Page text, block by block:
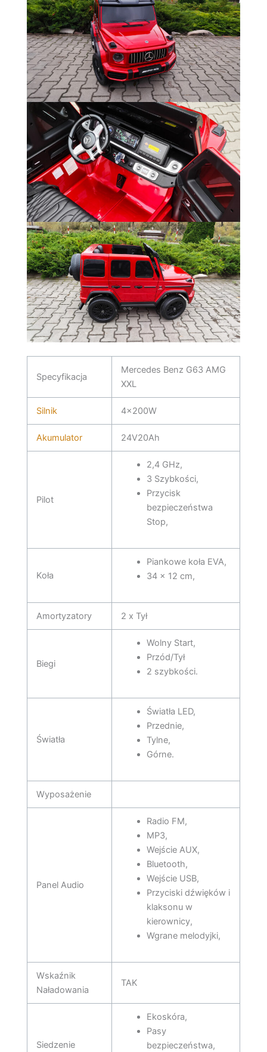
Specyfikacja
Mercedes Benz G63 AMG
XXL
Silnik 4x200W
Akumulator 24V20Ah
Pilot
2,4 GHz,
3 Szybkości,
Przycisk
bezpieczeństwa
Stop,
Koła
Piankowe koła EVA,
34 x 12 cm,
Amortyzatory 2 x Tył
Biegi
Wolny Start,
Przód/Tył
2 szybkości.
Światła
Światła LED,
Przednie,
Tylne,
Górne.
Wyposażenie
Panel Audio
Radio FM,
MP3,
Wejście AUX,
Bluetooth,
Wejście USB,
Przyciski dźwięków i
klaksonu w
kierownicy,
Wgrane melodyjki,
Wskaźnik
Naładowania
TAK
Siedzenie
Ekoskóra,
Pasy
bezpieczeństwa,